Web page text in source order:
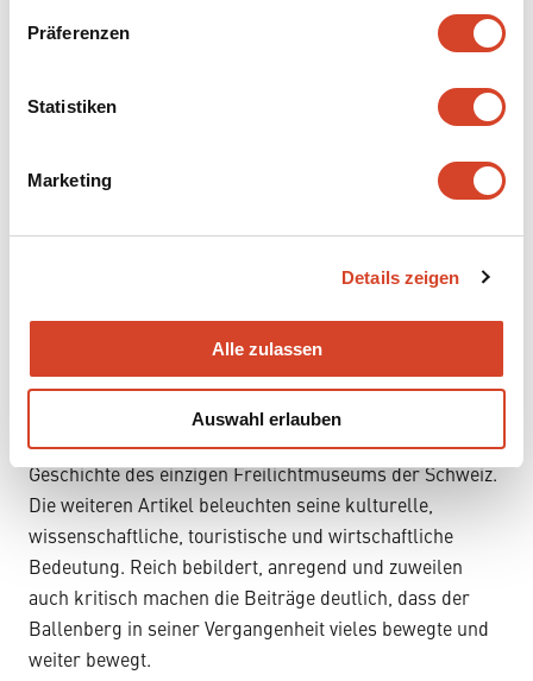
Präferenzen
Statistiken
Marketing
Details zeigen
Alle zulassen
Auswahl erlauben
Die ganze Ballenberg-
Geschichte
Das Jahrbuch 1998 widmet sich ganz der spannenden
Geschichte des einzigen Freilichtmuseums der Schweiz.
Die weiteren Artikel beleuchten seine kulturelle,
wissenschaftliche, touristische und wirtschaftliche
Bedeutung. Reich bebildert, anregend und zuweilen
auch kritisch machen die Beiträge deutlich, dass der
Ballenberg in seiner Vergangenheit vieles bewegte und
weiter bewegt.